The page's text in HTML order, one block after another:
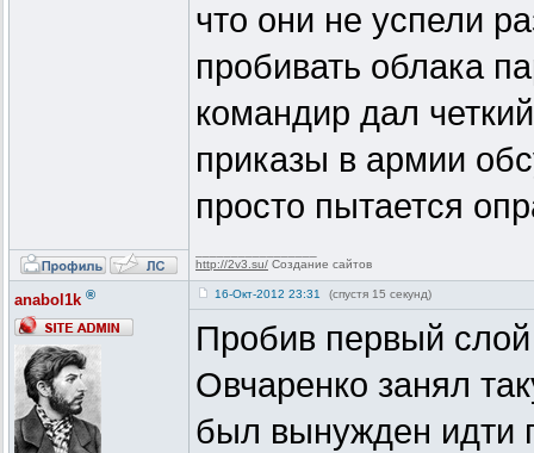
что они не успели
пробивать облака
командир дал
приказы в армии
просто пытается
http://2v3.su/ Создание сайтов
anabol1k ® 16-Окт-2012 23:31 (спустя 15 секунд)
Пробив первый
Овчаренко занял
был вынужден идти